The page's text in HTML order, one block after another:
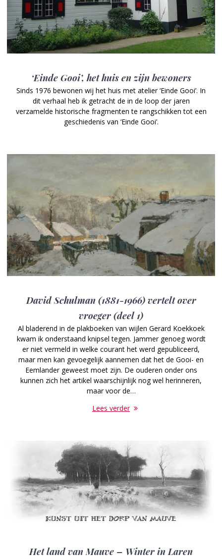
‘Einde Gooi’, het huis en zijn bewoners
Sinds 1976 bewonen wij het huis met atelier ‘Einde Gooi’. In
dit verhaal heb ik getracht de in de loop der jaren
verzamelde historische fragmenten te rangschikken tot een
geschiedenis van ‘Einde Gooi’.
David Schulman (1881-1966) vertelt over
vroeger (deel 1)
Al bladerend in de plakboeken van wijlen Gerard Koekkoek
kwam ik onderstaand knipsel tegen. Jammer genoeg wordt
er niet vermeld in welke courant het werd gepubliceerd,
maar men kan gevoegelijk aannemen dat het de Gooi- en
Eemlander geweest moet zijn. De ouderen onder ons
kunnen zich het artikel waarschijnlijk nog wel herinneren,
maar voor de…
Lees verder
Het land van Mauve – Winter in Laren